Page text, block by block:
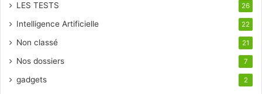
LES TESTS 26
Intelligence Artificielle 22
Non classé 21
Nos dossiers 7
gadgets 2